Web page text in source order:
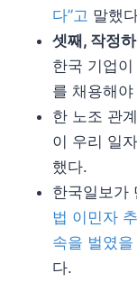
다”고 말했
셋째, 작정
한국 기업
를 채용해
한 노조 관
이 우리 일
했다.
한국일보가
법 이민자
속을 벌였
다.